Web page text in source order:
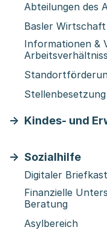
Abteilungen des
Basler
Informationen &
Kindes- und
Sozialhilfe
Digitaler
Finanzielle
Beratung
Asylbereich